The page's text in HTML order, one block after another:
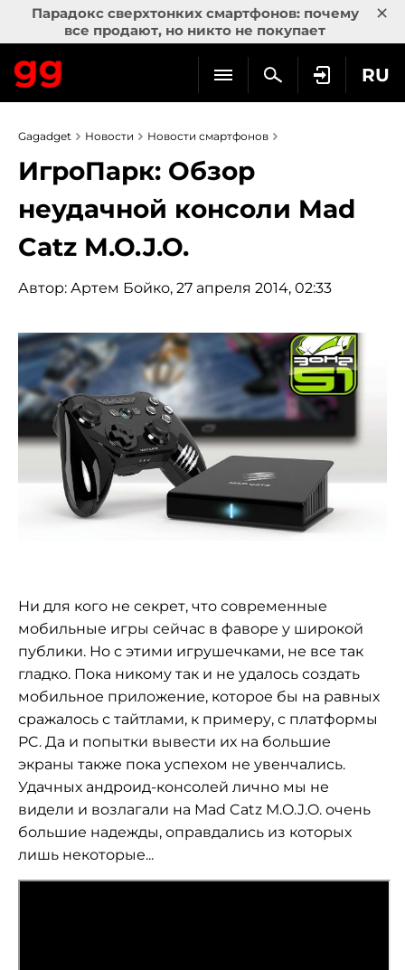
Парадокс сверхтонких смартфонов: почему
все продают, но никто не покупает
×
RU
Gagadget Новости Новости смартфонов
ИгроПарк: Обзор
неудачной консоли Mad
Catz M.O.J.O.
Автор: Артем Бойко, 27 апреля 2014, 02:33
Ни для кого не секрет, что современные
мобильные игры сейчас в фаворе у широкой
публики. Но с этими игрушечками, не все так
гладко. Пока никому так и не удалось создать
мобильное приложение, которое бы на равных
сражалось с тайтлами, к примеру, с платформы
PC. Да и попытки вывести их на большие
экраны также пока успехом не увенчались.
Удачных андроид-консолей лично мы не
видели и возлагали на Mad Catz M.O.J.O. очень
большие надежды, оправдались из которых
лишь некоторые...